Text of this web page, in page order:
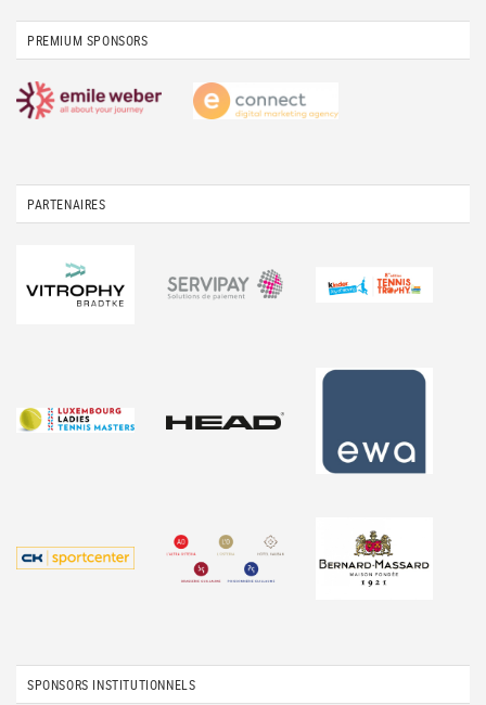
PREMIUM SPONSORS
PARTENAIRES
SPONSORS INSTITUTIONNELS